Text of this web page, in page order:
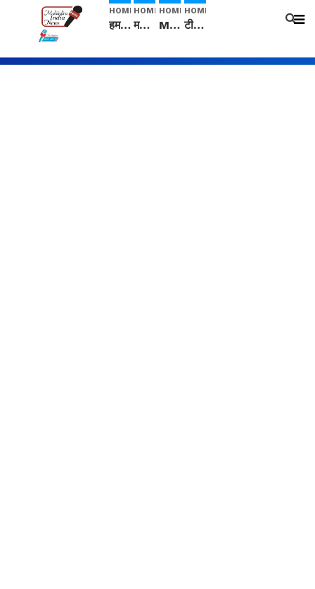
HOME
हम सनातनी..." सांसद kangana Ranaut से क्या बोली लड़की? Viral Jantar-Mantar | CJP protest
HOME
मनीषा हत्याकांड: हत्या, आत्महत्या या कोई बड़ा राज? | Full Story | Josh Haryana
HOME
Mangalsutra: हिंदू धर्म में शादी के बाद मंगलसूत्र क्यों पहनती है महिलाएं, किसने शुरु की ये परंपरा
HOME
टीम बीकेई ने एग्रीकल्चर ग्रेड की यूरिया खाद गट्टों में बदलकर टेक्निकल ग्रेड में बेचने वालों पर करवाई कार्रवाई: लखविंदर सिंह औलख